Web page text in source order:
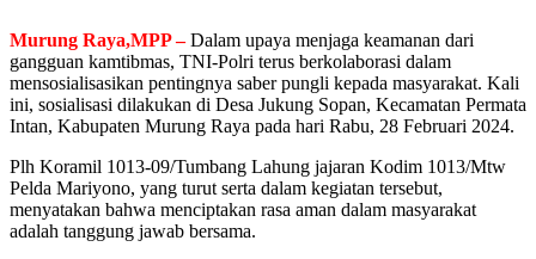
Murung Raya,MPP – Dalam upaya menjaga keamanan dari
gangguan kamtibmas, TNI-Polri terus berkolaborasi dalam
mensosialisasikan pentingnya saber pungli kepada masyarakat. Kali
ini, sosialisasi dilakukan di Desa Jukung Sopan, Kecamatan Permata
Intan, Kabupaten Murung Raya pada hari Rabu, 28 Februari 2024.
Plh Koramil 1013-09/Tumbang Lahung jajaran Kodim 1013/Mtw
Pelda Mariyono, yang turut serta dalam kegiatan tersebut,
menyatakan bahwa menciptakan rasa aman dalam masyarakat
adalah tanggung jawab bersama.